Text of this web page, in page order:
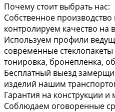
Почему стоит выбрать нас:
Собственное
контролируем качество на
Используем профили
современные стеклопакеты
тонировка, бронепленка,
Бесплатный выезд
изделий нашим
Гарантия на конструкции
Соблюдаем оговоренные